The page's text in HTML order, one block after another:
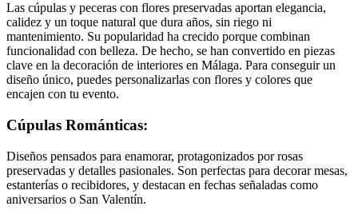
Las cúpulas y peceras con flores preservadas aportan elegancia,
calidez y un toque natural que dura años, sin riego ni
mantenimiento. Su popularidad ha crecido porque combinan
funcionalidad con belleza. De hecho, se han convertido en piezas
clave en la decoración de interiores en Málaga. Para conseguir un
diseño único, puedes personalizarlas con flores y colores que
encajen con tu evento.
Cúpulas Románticas:
Diseños pensados para enamorar, protagonizados por rosas
preservadas y detalles pasionales. Son perfectas para decorar mesas,
estanterías o recibidores, y destacan en fechas señaladas como
aniversarios o San Valentín.